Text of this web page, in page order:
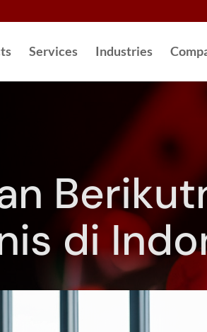
Services Industries
di